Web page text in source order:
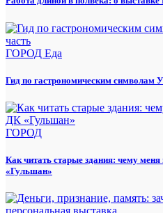
ГОРОД Еда
Гид по гастрономическим символам
ГОРОД
Как читать старые здания: чему
«Гульшан»